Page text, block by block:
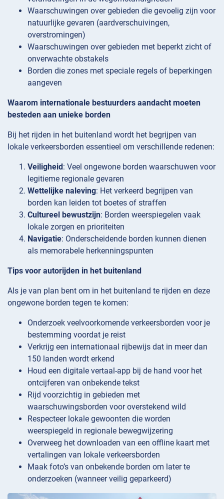
Waarschuwingen over gebieden die gevoelig zijn voor
natuurlijke gevaren (aardverschuivingen,
overstromingen)
Waarschuwingen over gebieden met beperkt zicht of
onverwachte obstakels
Borden die zones met speciale regels of beperkingen
aangeven
Waarom internationale bestuurders aandacht moeten
besteden aan unieke borden
Bij het rijden in het buitenland wordt het begrijpen van
lokale verkeersborden essentieel om verschillende redenen:
Veiligheid : Veel ongewone borden waarschuwen voor
legitieme regionale gevaren
Wettelijke naleving: Het verkeerd begrijpen van
borden kan leiden tot boetes of straffen
Cultureel bewustzijn: Borden weerspiegelen vaak
lokale zorgen en prioriteiten
Navigatie: Onderscheidende borden kunnen dienen
als memorabele herkenningspunten
Tips voor autorijden in het buitenland
Als je van plan bent om in het buitenland te rijden en deze
ongewone borden tegen te komen:
Onderzoek veelvoorkomende verkeersborden voor je
bestemming voordat je reist
Verkrijg een internationaal rijbewijs dat in meer dan
150 landen wordt erkend
Houd een digitale vertaal-app bij de hand voor het
ontcijferen van onbekende tekst
Rijd voorzichtig in gebieden met
waarschuwingsborden voor overstekend wild
Respecteer lokale gewoonten die worden
weerspiegeld in regionale bewegwijzering
Overweeg het downloaden van een offline kaart met
vertalingen van lokale verkeersborden
Maak foto’s van onbekende borden om later te
onderzoeken (wanneer veilig geparkeerd)